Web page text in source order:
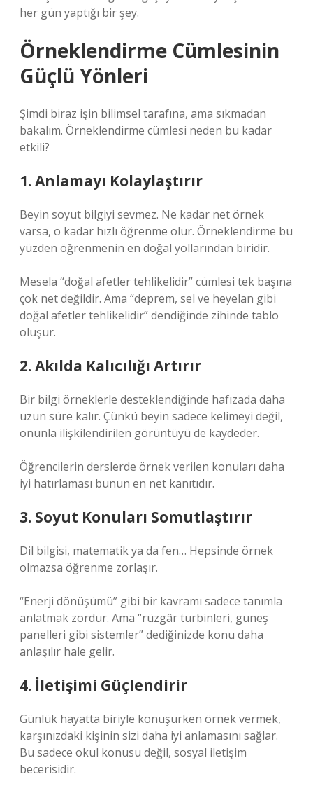
her gün yaptığı bir şey.
Örneklendirme Cümlesinin
Güçlü Yönleri
Şimdi biraz işin bilimsel tarafına, ama sıkmadan
bakalım. Örneklendirme cümlesi neden bu kadar
etkili?
1. Anlamayı Kolaylaştırır
Beyin soyut bilgiyi sevmez. Ne kadar net örnek
varsa, o kadar hızlı öğrenme olur. Örneklendirme bu
yüzden öğrenmenin en doğal yollarından biridir.
Mesela “doğal afetler tehlikelidir” cümlesi tek başına
çok net değildir. Ama “deprem, sel ve heyelan gibi
doğal afetler tehlikelidir” dendiğinde zihinde tablo
oluşur.
2. Akılda Kalıcılığı Artırır
Bir bilgi örneklerle desteklendiğinde hafızada daha
uzun süre kalır. Çünkü beyin sadece kelimeyi değil,
onunla ilişkilendirilen görüntüyü de kaydeder.
Öğrencilerin derslerde örnek verilen konuları daha
iyi hatırlaması bunun en net kanıtıdır.
3. Soyut Konuları Somutlaştırır
Dil bilgisi, matematik ya da fen… Hepsinde örnek
olmazsa öğrenme zorlaşır.
“Enerji dönüşümü” gibi bir kavramı sadece tanımla
anlatmak zordur. Ama “rüzgâr türbinleri, güneş
panelleri gibi sistemler” dediğinizde konu daha
anlaşılır hale gelir.
4. İletişimi Güçlendirir
Günlük hayatta biriyle konuşurken örnek vermek,
karşınızdaki kişinin sizi daha iyi anlamasını sağlar.
Bu sadece okul konusu değil, sosyal iletişim
becerisidir.